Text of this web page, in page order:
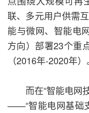
联、多元用户供需
能与微网、智能电
方向）部署23个重
（2016年-2020年）
而在“智能电网技
——“智能电网基础